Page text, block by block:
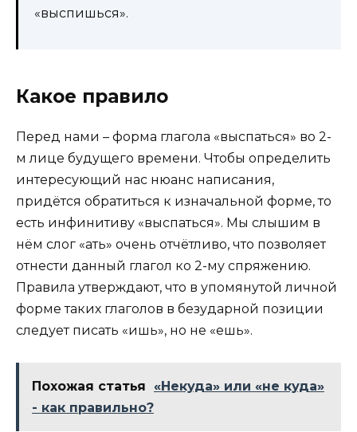
«выспишься».
Какое правило
Перед нами – форма глагола «выспаться» во 2-
м лице будущего времени. Чтобы определить
интересующий нас нюанс написания,
придётся обратиться к изначальной форме, то
есть инфинитиву «выспаться». Мы слышим в
нём слог «ать» очень отчётливо, что позволяет
отнести данный глагол ко 2-му спряжению.
Правила утверждают, что в упомянутой личной
форме таких глаголов в безударной позиции
следует писать «ишь», но не «ешь».
Похожая статья
«Некуда» или «не куда»
- как правильно?